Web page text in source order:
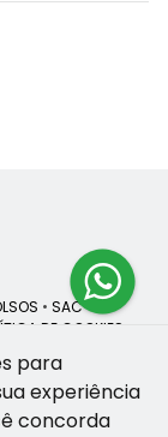
• SAC
DE COOKIES
0001-13
para
experiência
concorda